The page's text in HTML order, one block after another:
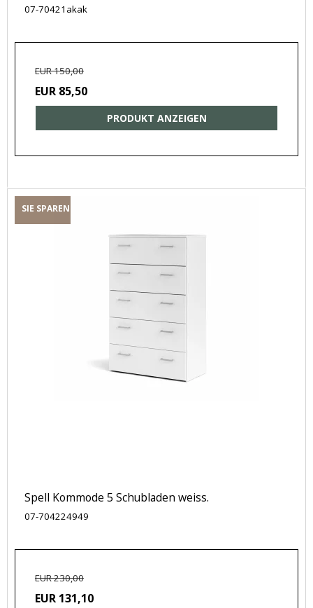
07-70421akak
EUR 150,00
EUR 85,50
PRODUKT ANZEIGEN
SIE SPAREN
Spell Kommode 5 Schubladen weiss.
07-704224949
EUR 230,00
EUR 131,10